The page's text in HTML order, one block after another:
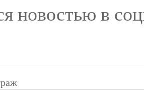
новостью в